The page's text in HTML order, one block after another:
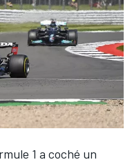
1 a coché un